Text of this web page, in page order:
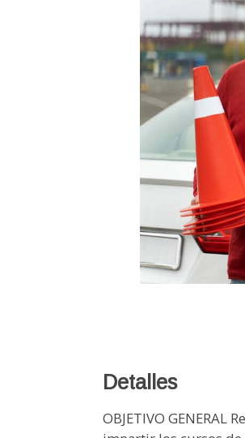
Detalles
OBJETIVO GENERAL Reciclar los conocimientos de los actuales profesores para impartir los cursos de cualificación inicial y de formación continua exigidos por la nueva directiva europea a los profesionales del transporte por carretera. MODULOS FORMATIVOS 1. CARACTERÍSTICAS TÉCNICAS DE LOS VEHÍCULOS DE TRANSPORTES POR CARRETERA. 1.1. Características técnicas y funcionamiento de los elementos que componen el sistema motor. 1.1.1. El motor. 1.1.2. Sistema de distribución. 1.1.3. Sistema de alimentación. 1.1.4. Circuito de escape. 1.1.5. Sistema de lubricación. 1.1.6. Circuito de refrigeración. 1.2. Características técnicas y funcionamiento del sistema mecánico de transmisión de movimiento. 1.2.1. Transmisión del movimiento del motor a las ruedas. 1.2.2. El embrague. 1.2.3. La caja de cambios. 1.2.4. Caja de cambios automática. 1.2.5. Transmisión del par motor a las ruedas. 1.2.6. Mantenimiento básico del sistema de transmisión. 1.3. Características técnicas y funcionamiento de los componentes del sistema de rodaje. 1.3.1. La suspensión. 1.3.2. La dirección.